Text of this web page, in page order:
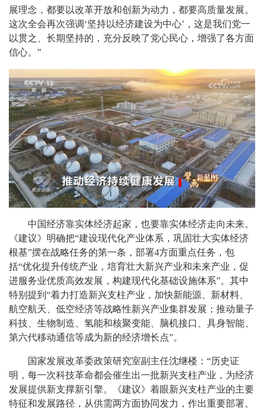
展理念，都要以改革开放和创新为动力，都要高质量发展。
这次全会再次强调‘坚持以经济建设为中心’，这是我们党一
以贯之、长期坚持的，充分反映了党心民心，增强了各方面
信心。”
中国经济靠实体经济起家，也要靠实体经济走向未来。
《建议》明确把“建设现代化产业体系，巩固壮大实体经济
根基”摆在战略任务的第一条，部署4方面重点任务，包
括“优化提升传统产业，培育壮大新兴产业和未来产业，促
进服务业优质高效发展，构建现代化基础设施体系”。其中
特别提到“着力打造新兴支柱产业，加快新能源、新材料、
航空航天、低空经济等战略性新兴产业集群发展；推动量子
科技、生物制造、氢能和核聚变能、脑机接口、具身智能、
第六代移动通信等成为新的经济增长点”。
国家发展改革委政策研究室副主任沈继楼：“历史证
明，每一次科技革命都会催生出一批新兴支柱产业，为经济
发展提供新支撑新引擎。《建议》着眼新兴支柱产业的主要
特征和发展路径，从供需两方面协同发力，作出重要部署。